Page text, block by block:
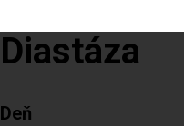
Diastáza
Deň